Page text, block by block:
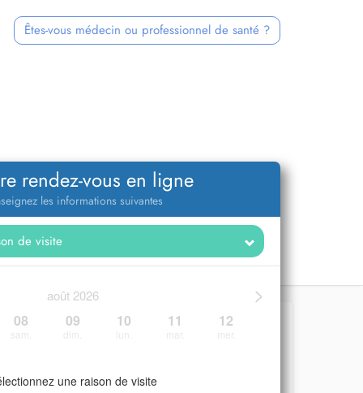
Êtes-vous médecin ou professionnel de santé ?
rendez-vous en ligne
les informations suivantes
>
août 2026
08 09 10 11 12
une raison de visite